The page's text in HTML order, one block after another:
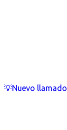
💡Nuevo